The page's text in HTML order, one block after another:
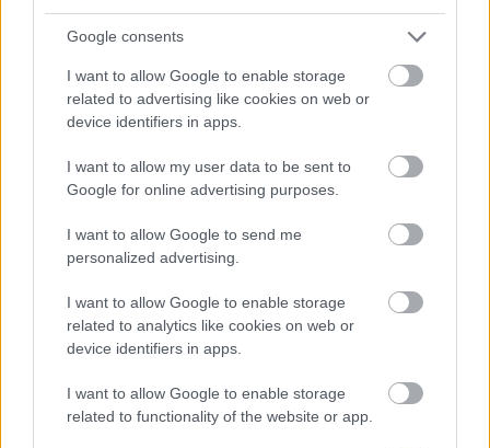
Google consents
I want to allow Google to enable storage
related to advertising like cookies on web or
device identifiers in apps.
I want to allow my user data to be sent to
Google for online advertising purposes.
I want to allow Google to send me
personalized advertising.
I want to allow Google to enable storage
related to analytics like cookies on web or
device identifiers in apps.
I want to allow Google to enable storage
related to functionality of the website or app.
μέχρι τουλάχιστον το Σάββατο την αναστολή των
πτήσεων από χώρες της νότιας Αφρικής, όπως
είπε ο υπουργός Ευρωπαϊκών
«Από σήμερα το πρωί επεκτείναμε την αναστολή
των πτήσεων από επτά χώρες της νότιας Αφρικής
μέχρι το Σάββατο», είπε ο Μπον στον ραδιοφωνικό
σταθμό RTL.
άκρο και έκλεισε τα σύνορά της, λόγω της